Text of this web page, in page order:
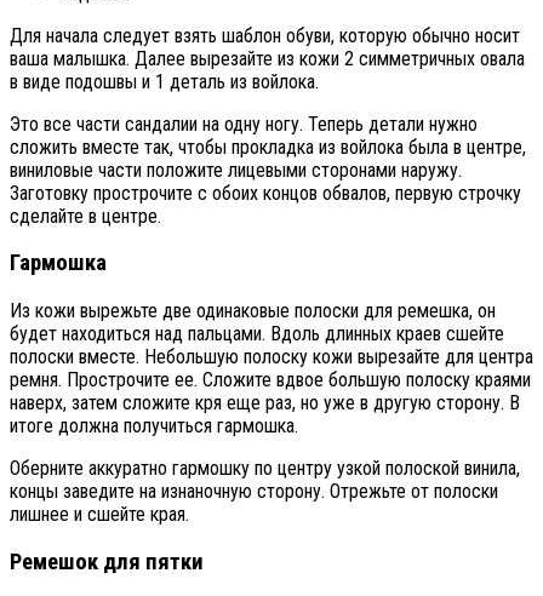
Для начала следует взять шаблон обуви, которую обычно носит
ваша малышка. Далее вырезайте из кожи 2 симметричных овала
в виде подошвы и 1 деталь из войлока.
Это все части сандалии на одну ногу. Теперь детали нужно
сложить вместе так, чтобы прокладка из войлока была в центре,
виниловые части положите лицевыми сторонами наружу.
Заготовку прострочите с обоих концов обвалов, первую строчку
сделайте в центре.
Гармошка
Из кожи вырежьте две одинаковые полоски для ремешка, он
будет находиться над пальцами. Вдоль длинных краев сшейте
полоски вместе. Небольшую полоску кожи вырезайте для центра
ремня. Прострочите ее. Сложите вдвое большую полоску краями
наверх, затем сложите кря еще раз, но уже в другую сторону. В
итоге должна получиться гармошка.
Оберните аккуратно гармошку по центру узкой полоской винила,
концы заведите на изнаночную сторону. Отрежьте от полоски
лишнее и сшейте края.
Ремешок для пятки